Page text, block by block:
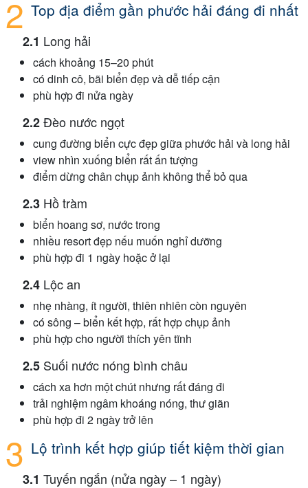
Top địa điểm gần phước hải đáng đi nhất
Long hải
cách khoảng 15–20 phút
có dinh cô, bãi biển đẹp và dễ tiếp cận
phù hợp đi nửa ngày
Đèo nước ngọt
cung đường biển cực đẹp giữa phước hải và long hải
view nhìn xuống biển rất ấn tượng
điểm dừng chân chụp ảnh không thể bỏ qua
Hồ tràm
biển hoang sơ, nước trong
nhiều resort đẹp nếu muốn nghỉ dưỡng
phù hợp đi 1 ngày hoặc ở lại
Lộc an
nhẹ nhàng, ít người, thiên nhiên còn nguyên
có sông – biển kết hợp, rất hợp chụp ảnh
phù hợp cho người thích yên tĩnh
Suối nước nóng bình châu
cách xa hơn một chút nhưng rất đáng đi
trải nghiệm ngâm khoáng nóng, thư giãn
phù hợp đi 2 ngày trở lên
Lộ trình kết hợp giúp tiết kiệm thời gian
Tuyến ngắn (nửa ngày – 1 ngày)